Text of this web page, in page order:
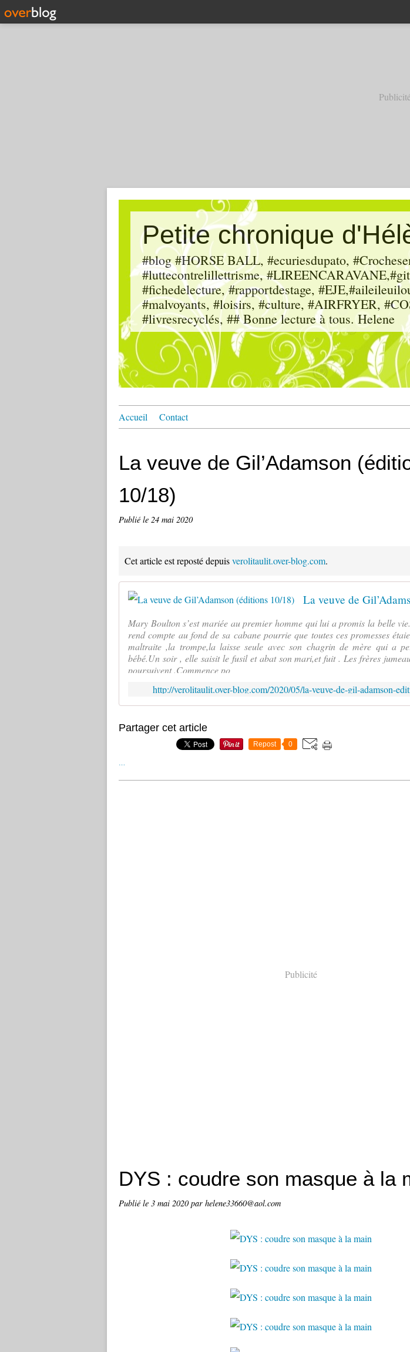
Publicité
Petite chronique
#blog #HORSE BALL, #ecuriesdupato,
#luttecontrelillettrisme,
#fichedelecture, #rapportdestage,
#malvoyants, #loisirs, #culture, #AIRFRYER,
#livresrecyclés, ## Bonne lecture à tous. Helene
Accueil Contact
La veuve de Gil’Adamson
10/18)
Publié le 24 mai 2020
Cet article est reposté depuisverolitaulit.over-blog.com.
Mary Boulton s’est mariée au premier homme qui lui a promis la belle
rend compte au fond de sa cabane pourrie que toutes ces promesses
maltraite ,la trompe,la laisse seule avec son chagrin de mère qui a
bébé.Un soir , elle saisit le fusil et abat son mari,et fuit . Les frères
poursuivent .Commence po
http://verolitaulit.over-blog.com/2020/05/la-veuve-de-gil-adamson-
Partager cet article
Repost 0
…
Publicité
DYS : coudre son masque à la
Publié le 3 mai 2020par helene33660@aol.com